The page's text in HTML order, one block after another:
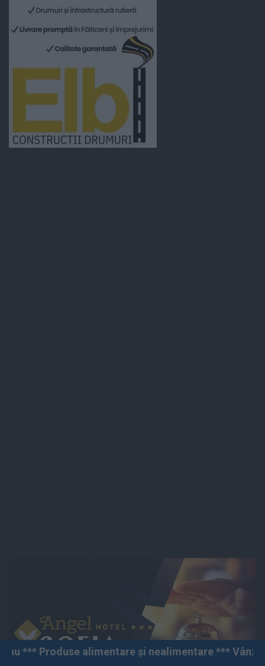
și nealimentare *** Vânzări angro și cu